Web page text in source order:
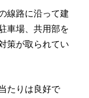
線路に沿って建
車場、共用部を
策が取られてい
たりは良好で